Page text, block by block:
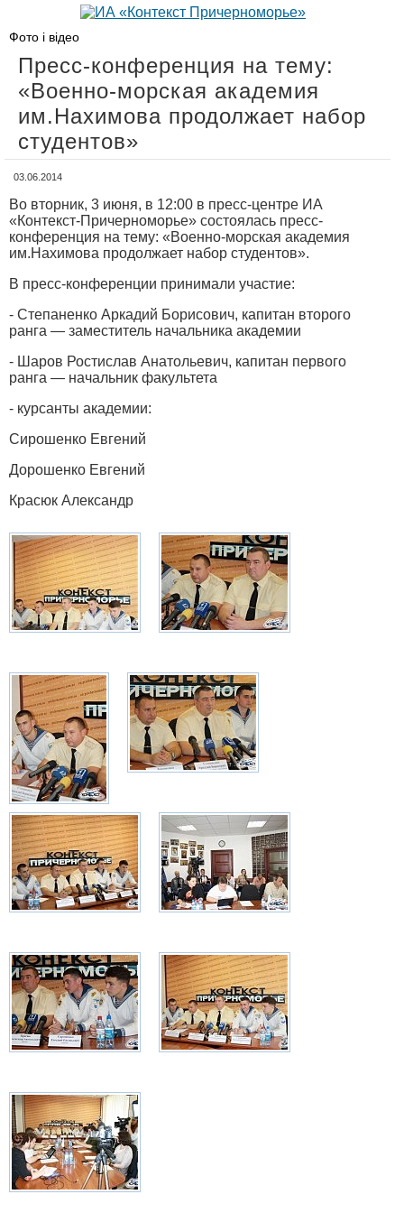
Фото і відео
Пресс-конференция на тему:
«Военно-морская академия
им.Нахимова продолжает набор
студентов»
03.06.2014
Во вторник, 3 июня, в 12:00 в пресс-центре ИА
«Контекст-Причерноморье» состоялась пресс-
конференция на тему: «Военно-морская академия
им.Нахимова продолжает набор студентов».
В пресс-конференции принимали участие:
- Степаненко Аркадий Борисович, капитан второго
ранга — заместитель начальника академии
- Шаров Ростислав Анатольевич, капитан первого
ранга — начальник факультета
- курсанты академии:
Сирошенко Евгений
Дорошенко Евгений
Красюк Александр